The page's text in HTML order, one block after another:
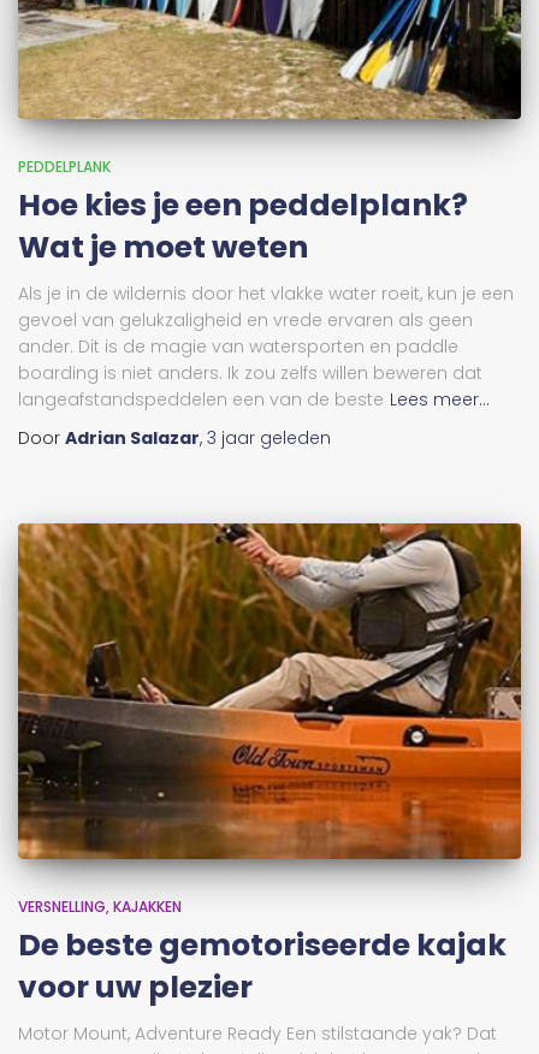
PEDDELPLANK
Hoe kies je een peddelplank?
Wat je moet weten
Als je in de wildernis door het vlakke water roeit, kun je een
gevoel van gelukzaligheid en vrede ervaren als geen
ander. Dit is de magie van watersporten en paddle
boarding is niet anders. Ik zou zelfs willen beweren dat
langeafstandspeddelen een van de beste Lees meer...
Door Adrian Salazar, 3 jaar geleden
VERSNELLING KAJAKKEN
De beste gemotoriseerde kajak
voor uw plezier
Motor Mount, Adventure Ready Een stilstaande yak? Dat